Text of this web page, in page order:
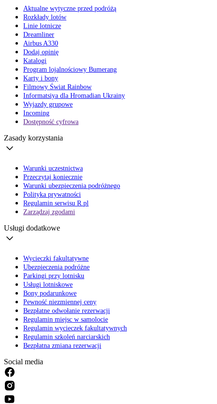
Aktualne wytyczne przed podróżą
Rozkłady lotów
Linie lotnicze
Dreamliner
Airbus A330
Dodaj opinię
Katalogi
Program lojalnościowy Bumerang
Karty i bony
Filmowy Świat Rainbow
Informatsiya dla Hromadian Ukrainy
Wyjazdy grupowe
Incoming
Dostępność cyfrowa
Zasady korzystania
Warunki uczestnictwa
Przeczytaj koniecznie
Warunki ubezpieczenia podróżnego
Polityka prywatności
Regulamin serwisu R.pl
Zarządzaj zgodami
Usługi dodatkowe
Wycieczki fakultatywne
Ubezpieczenia podróżne
Parkingi przy lotnisku
Usługi lotniskowe
Bony podarunkowe
Pewność niezmiennej ceny
Bezpłatne odwołanie rezerwacji
Regulamin miejsc w samolocie
Regulamin wycieczek fakultatywnych
Regulamin szkoleń narciarskich
Bezpłatna zmiana rezerwacji
Social media